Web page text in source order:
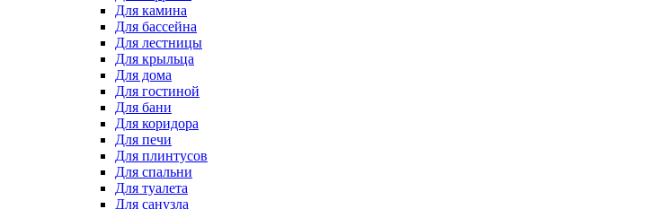
Для камина
Для бассейна
Для лестницы
Для крыльца
Для дома
Для гостиной
Для бани
Для коридора
Для печи
Для плинтусов
Для спальни
Для туалета
Для санузла